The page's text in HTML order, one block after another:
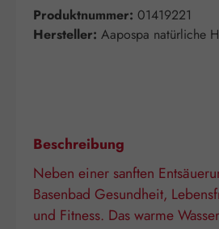
Produktnummer: 01419221
Hersteller: Aapospa natürliche
Beschreibung
Neben einer sanften
Basenbad Gesundheit,
und Fitness. Das warme